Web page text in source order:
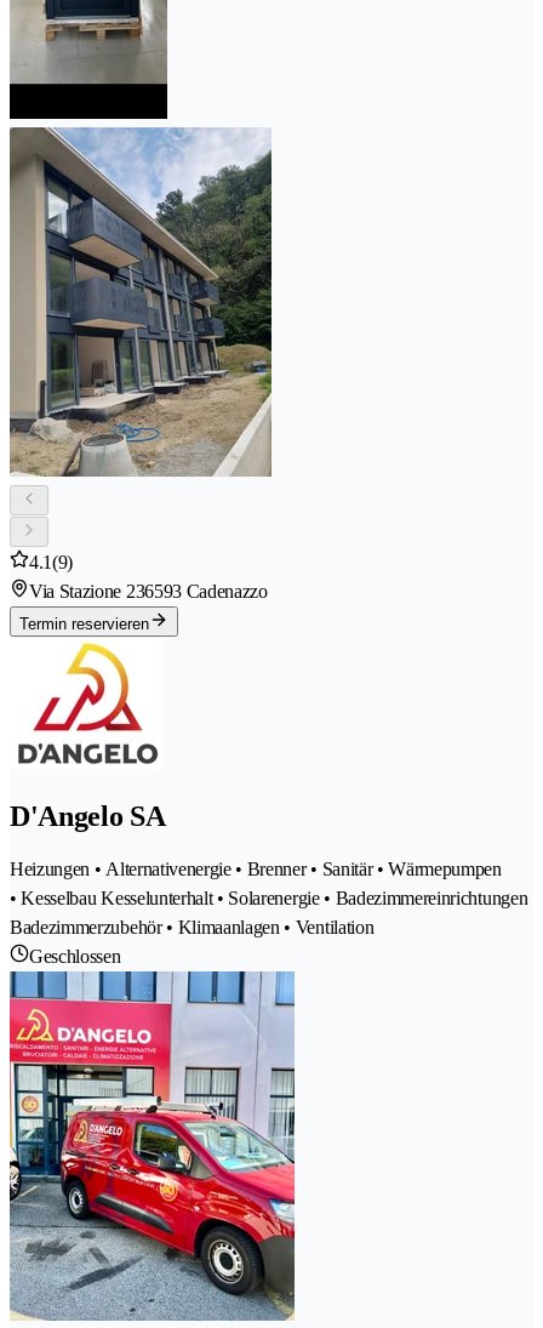
4.1(9)
Via Stazione 236593 Cadenazzo
Termin reservieren
D'Angelo SA
Heizungen • Alternativenergie • Brenner • Sanitär • Wärmepumpen
• Kesselbau Kesselunterhalt • Solarenergie • Badezimmereinrichtungen
Badezimmerzubehör • Klimaanlagen • Ventilation
Geschlossen